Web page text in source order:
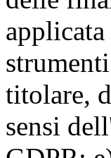
titolare,
sensi